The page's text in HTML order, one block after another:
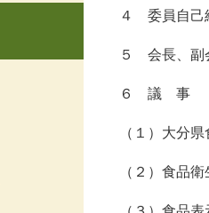
４ 委員自己
５ 会長、副
６ 議 事
（１）大分
（２）食品